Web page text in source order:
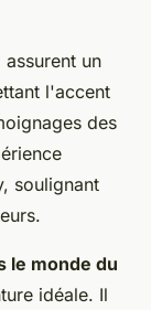
assurent un
l'accent
des
soulignant
le monde du
idéale. Il